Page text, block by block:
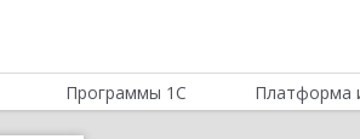
Программы 1С Платформа